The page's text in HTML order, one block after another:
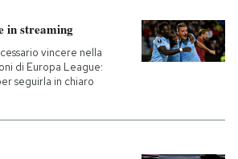
in streaming
vincere nella
di Europa League:
seguirla in chiaro